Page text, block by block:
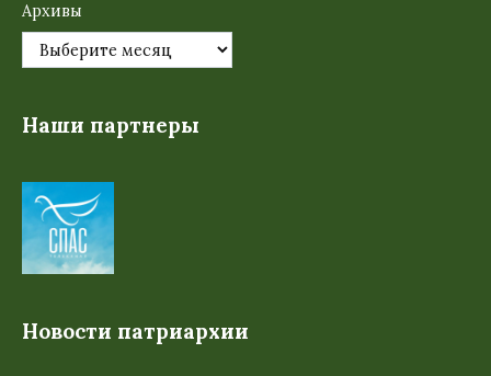
Архивы
Наши партнеры
Новости патриархии